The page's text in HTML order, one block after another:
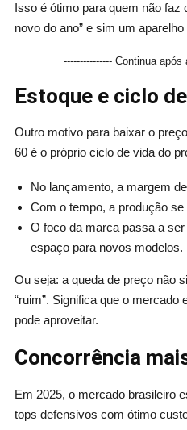
Isso é ótimo para quem não faz
novo do ano” e sim um aparelho
--------------- Continua após
Estoque e ciclo
Outro motivo para baixar o
60 é o próprio ciclo de vida do
No lançamento, a margem
Com o tempo, a produção
O foco da marca passa a
espaço para novos modelos.
Ou seja: a queda de preço não
“ruim”. Significa que o mercado
pode aproveitar.
Concorrência
Em 2025, o mercado brasileiro
tops defensivos com ótimo